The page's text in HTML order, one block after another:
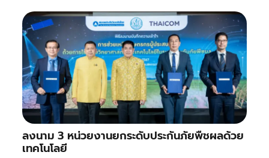
ลงนาม 3 หน่วยงานยกระดับประกันภัยพืชผลด้วย
เทคโนโลยี